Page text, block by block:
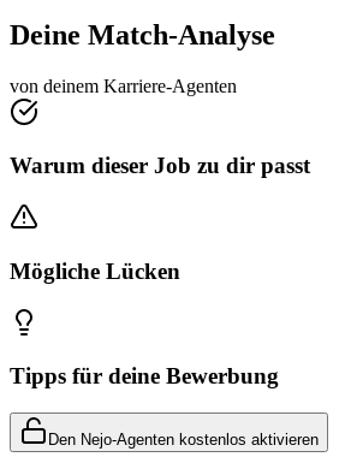
Deine Match-Analyse
von deinem Karriere-Agenten
Warum dieser Job zu dir passt
Mögliche Lücken
Tipps für deine Bewerbung
Den Nejo-Agenten kostenlos aktivieren